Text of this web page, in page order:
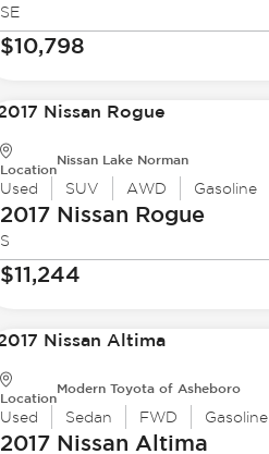
SE
$10,798
Location
Nissan Lake Norman
Used SUV AWD Gasoline
2017 Nissan Rogue
S
$11,244
Location
Modern Toyota of Asheboro
Used Sedan FWD Gasoline
2017 Nissan Altima